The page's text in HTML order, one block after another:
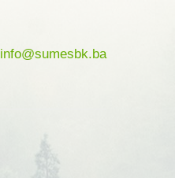
info@sumesbk.ba